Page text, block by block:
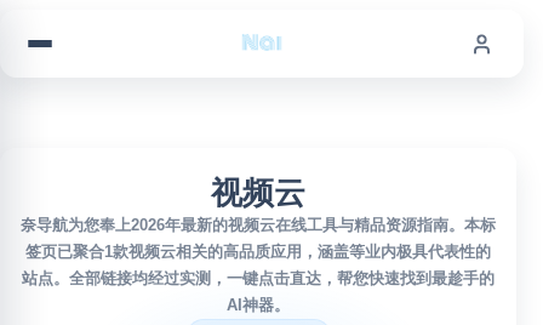
视频云
奈导航为您奉上2026年最新的视频云在线工具与精品资源指南。本标
签页已聚合1款视频云相关的高品质应用，涵盖等业内极具代表性的
站点。全部链接均经过实测，一键点击直达，帮您快速找到最趁手的
AI神器。